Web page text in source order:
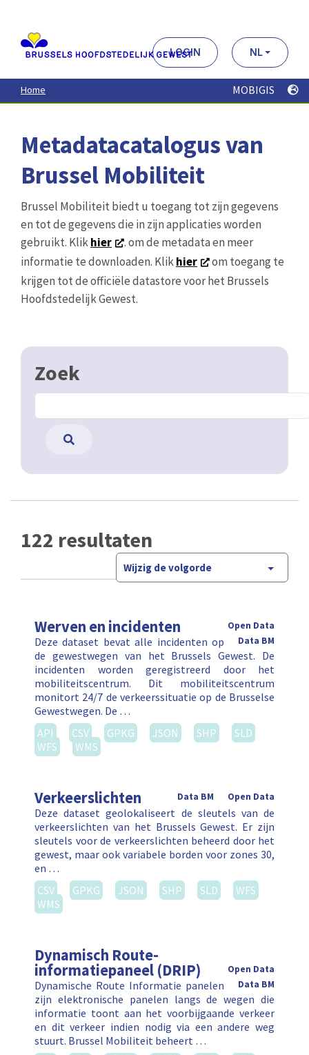
contenu
principal
LOGIN NL
Home MOBIGIS
Metadatacatalogus van
Brussel Mobiliteit
Brussel Mobiliteit biedt u toegang tot zijn gegevens
en tot de gegevens die in zijn applicaties worden
gebruikt. Klikhier
. om de metadata en meer
informatie te downloaden. Klikhier
om toegang te
krijgen tot de officiële datastore voor het Brussels
Hoofdstedelijk Gewest.
Zoek
122 resultaten
Wijzig de volgorde
Werven en incidenten
Open Data
Data BM
Deze dataset bevat alle incidenten op
de gewestwegen van het Brussels Gewest. De
incidenten worden geregistreerd door het
mobiliteitscentrum. Dit mobiliteitscentrum
monitort 24/7 de verkeerssituatie op de Brusselse
Gewestwegen. De …
API
CSV GPKG JSON SHP
SLD
WFS
WMS
Verkeerslichten Open Data
Data BM
Deze dataset geolokaliseert de sleutels van de
verkeerslichten van het Brussels Gewest. Er zijn
sleutels voor de verkeerslichten beheerd door het
gewest, maar ook variabele borden voor zones 30,
en …
CSV
GPKG JSON SHP SLD
WFS
WMS
Dynamisch Route-
informatiepaneel (DRIP)
Open Data
Data BM
Dynamische Route Informatie panelen
zijn elektronische panelen langs de wegen die
informatie toont aan het voorbijgaande verkeer
en dit verkeer indien nodig via een andere weg
stuurt. Brussel Mobiliteit beheert …